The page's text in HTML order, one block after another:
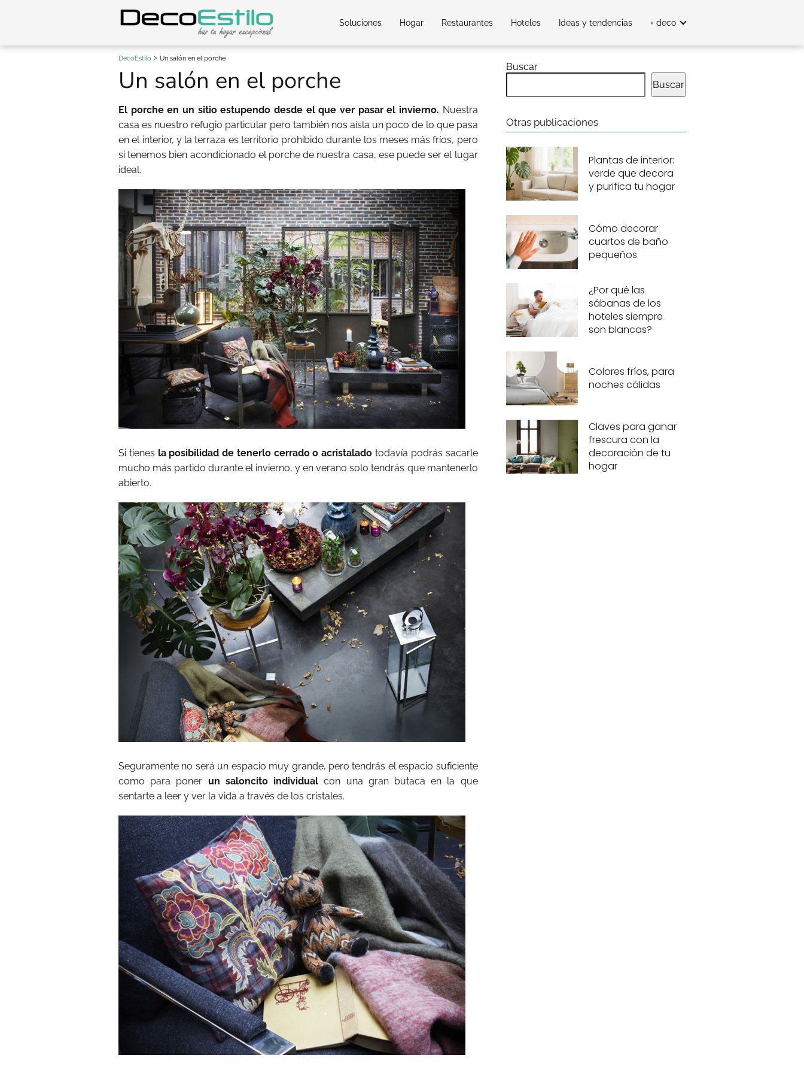
Soluciones Hogar Restaurantes Hoteles Ideas y tendencias + deco
DecoEstilo Un salón en el porche
Un salón en el porche
El porche en un sitio estupendo desde el que ver pasar el invierno. Nuestra
casa es nuestro refugio particular pero también nos aísla un poco de lo que pasa
en el interior, y la terraza es territorio prohibido durante los meses más fríos, pero
si tenemos bien acondicionado el porche de nuestra casa, ese puede ser el lugar
ideal.
Si tienes la posibilidad de tenerlo cerrado o acristalado todavía podrás sacarle
mucho más partido durante el invierno, y en verano solo tendrás que mantenerlo
abierto.
Seguramente no será un espacio muy grande, pero tendrás el espacio suficiente
como para poner un saloncito individual con una gran butaca en la que
sentarte a leer y ver la vida a través de los cristales.
Buscar
Buscar
Otras publicaciones
Plantas de interior:
verde que decora
y purifica tu hogar
Cómo decorar
cuartos de baño
pequeños
¿Por qué las
sábanas de los
hoteles siempre
son blancas?
Colores fríos, para
noches cálidas
Claves para ganar
frescura con la
decoración de tu
hogar